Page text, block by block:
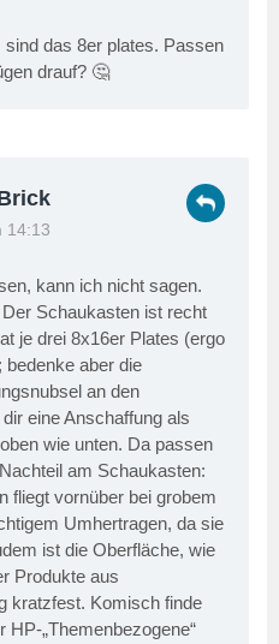
das 8er plates. Passen
drauf? 🤔
14:13
kann ich nicht sagen.
Der Schaukasten ist recht
je drei 8x16er Plates (ergo
bedenke aber die
an den
eine Anschaffung als
wie unten. Da passen
am Schaukasten:
fliegt vornüber bei grobem
Umhertragen, da sie
ist die Oberfläche, wie
Produkte aus
kratzfest. Komisch finde
HP-„Themenbezogene“